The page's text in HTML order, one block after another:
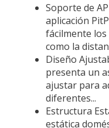
Soporte de
aplicación
fácilmente
como la
Diseño
presenta un
ajustar para
diferentes...
Estructura
estática